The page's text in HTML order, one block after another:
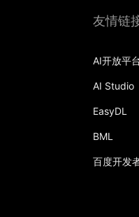
友情链
AI开放平
AI Studio
EasyDL
BML
百度开发